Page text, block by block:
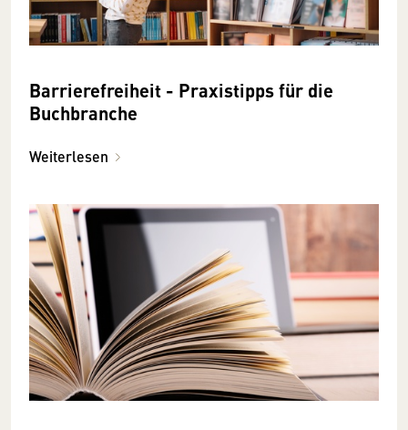
Barrierefreiheit - Praxistipps für die
Buchbranche
Weiterlesen